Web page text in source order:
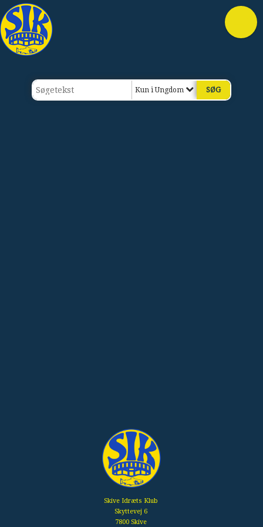
Kun i Ungdom
Skive Idræts Klub
Skyttevej 6
7800 Skive